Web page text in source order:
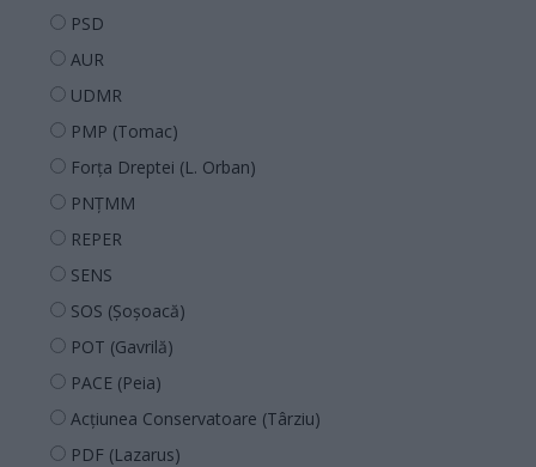
PSD
AUR
UDMR
PMP (Tomac)
Forța Dreptei (L. Orban)
PNȚMM
REPER
SENS
SOS (Șoșoacă)
POT (Gavrilă)
PACE (Peia)
Acțiunea Conservatoare (Târziu)
PDF (Lazarus)